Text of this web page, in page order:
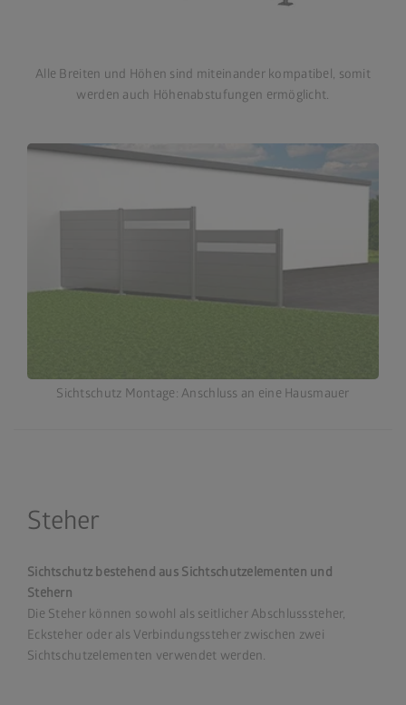
Alle Breiten und Höhen sind miteinander kompatibel, somit
werden auch Höhenabstufungen ermöglicht.
Sichtschutz Montage: Anschluss an eine Hausmauer
Steher
Sichtschutz bestehend aus Sichtschutzelementen und
Stehern
Die Steher können sowohl als seitlicher Abschlusssteher,
Ecksteher oder als Verbindungssteher zwischen zwei
Sichtschutzelementen verwendet werden.